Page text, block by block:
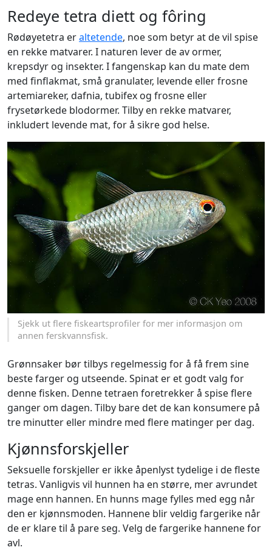
Redeye tetra diett og fôring
Rødøyetetra eraltetende, noe som betyr at de vil spise
en rekke matvarer. I naturen lever de av ormer,
krepsdyr og insekter. I fangenskap kan du mate dem
med finflakmat, små granulater, levende eller frosne
artemiareker, dafnia, tubifex og frosne eller
frysetørkede blodormer. Tilby en rekke matvarer,
inkludert levende mat, for å sikre god helse.
Sjekk ut flere fiskeartsprofiler for mer informasjon om
annen ferskvannsfisk.
Grønnsaker bør tilbys regelmessig for å få frem sine
beste farger og utseende. Spinat er et godt valg for
denne fisken. Denne tetraen foretrekker å spise flere
ganger om dagen. Tilby bare det de kan konsumere på
tre minutter eller mindre med flere matinger per dag.
Kjønnsforskjeller
Seksuelle forskjeller er ikke åpenlyst tydelige i de fleste
tetras. Vanligvis vil hunnen ha en større, mer avrundet
mage enn hannen. En hunns mage fylles med egg når
den er kjønnsmoden. Hannene blir veldig fargerike når
de er klare til å pare seg. Velg de fargerike hannene for
avl.